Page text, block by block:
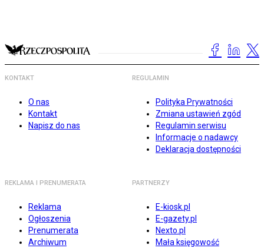
KONTAKT
O nas
Kontakt
Napisz do nas
REGULAMIN
Polityka Prywatności
Zmiana ustawień zgód
Regulamin serwisu
Informacje o nadawcy
Deklaracja dostępności
REKLAMA I PRENUMERATA
Reklama
Ogłoszenia
Prenumerata
Archiwum
PARTNERZY
E-kiosk.pl
E-gazety.pl
Nexto.pl
Mała księgowość